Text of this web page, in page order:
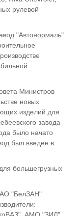
рулевой
"Автонормаль"
Министров
новых
изделий для
завода
было начато
был введен в
большегрузных
АО "БелЗАН"